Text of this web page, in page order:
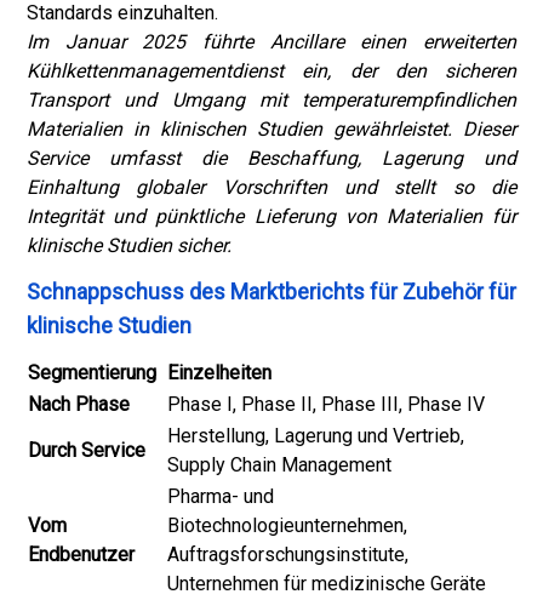
Standards einzuhalten.
Im Januar 2025 führte Ancillare einen erweiterten
Kühlkettenmanagementdienst ein, der den sicheren
Transport und Umgang mit temperaturempfindlichen
Materialien in klinischen Studien gewährleistet. Dieser
Service umfasst die Beschaffung, Lagerung und
Einhaltung globaler Vorschriften und stellt so die
Integrität und pünktliche Lieferung von Materialien für
klinische Studien sicher.
Schnappschuss des Marktberichts für Zubehör für
klinische Studien
Segmentierung Einzelheiten
Nach Phase
Phase I, Phase II, Phase III, Phase IV
Durch Service
Herstellung, Lagerung und Vertrieb,
Supply Chain Management
Vom
Endbenutzer
Pharma- und
Biotechnologieunternehmen,
Auftragsforschungsinstitute,
Unternehmen für medizinische Geräte